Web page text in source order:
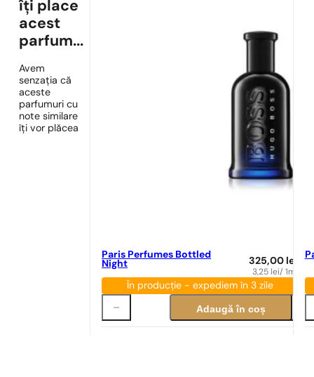
îți place
acest
parfum...
Avem
senzația că
aceste
parfumuri cu
note similare
îți vor plăcea
Paris Perfumes Bottled
Night
325,00 lei
3,25 lei/ 1ml
În producție - expediem în 3 zile
Adaugă în coș